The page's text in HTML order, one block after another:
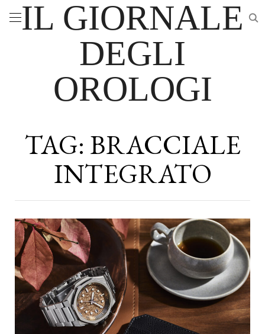
IL GIORNALE
DEGLI
OROLOGI
TAG: BRACCIALE
INTEGRATO